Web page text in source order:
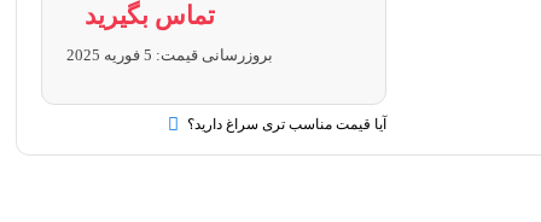
تماس بگیرید
بروزرسانی قیمت: 5 فوریه 2025
آیا قیمت مناسب تری سراغ دارید؟